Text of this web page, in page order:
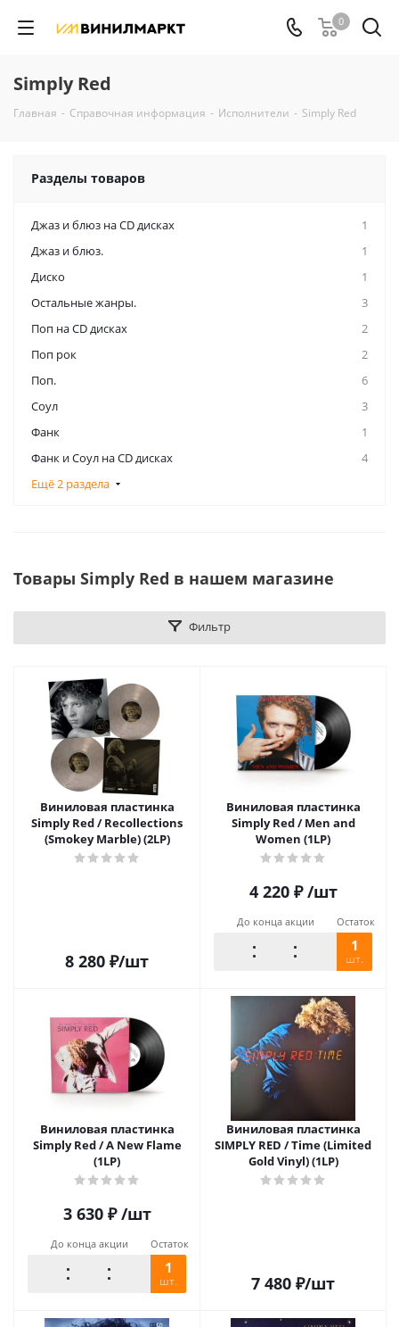
0
Simply Red
Главная - Справочная информация - Исполнители - Simply Red
Разделы товаров
Джаз и блюз на CD дисках
1
Джаз и блюз.
1
Диско
1
Остальные жанры.
3
Поп на CD дисках
2
Поп рок
2
Поп.
6
Соул
3
Фанк
1
Фанк и Соул на CD дисках
4
Ещё 2 раздела
Товары Simply Red в нашем магазине
Фильтр
Виниловая пластинка
Simply Red / Recollections
(Smokey Marble) (2LP)
8 280 ₽/шт
Виниловая пластинка
Simply Red / Men and
Women (1LP)
4 220₽ /шт
До конца акции Остаток
1
шт.
Виниловая пластинка
Simply Red / A New Flame
(1LP)
3 630₽ /шт
До конца акции Остаток
1
шт.
Виниловая пластинка
SIMPLY RED / Time (Limited
Gold Vinyl) (1LP)
7 480 ₽/шт